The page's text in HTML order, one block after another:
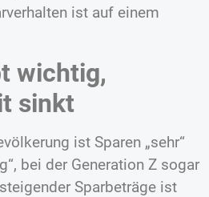
ist auf einem
wichtig,
sinkt
ist Sparen „sehr“
bei der Generation Z sogar
Sparbeträge ist